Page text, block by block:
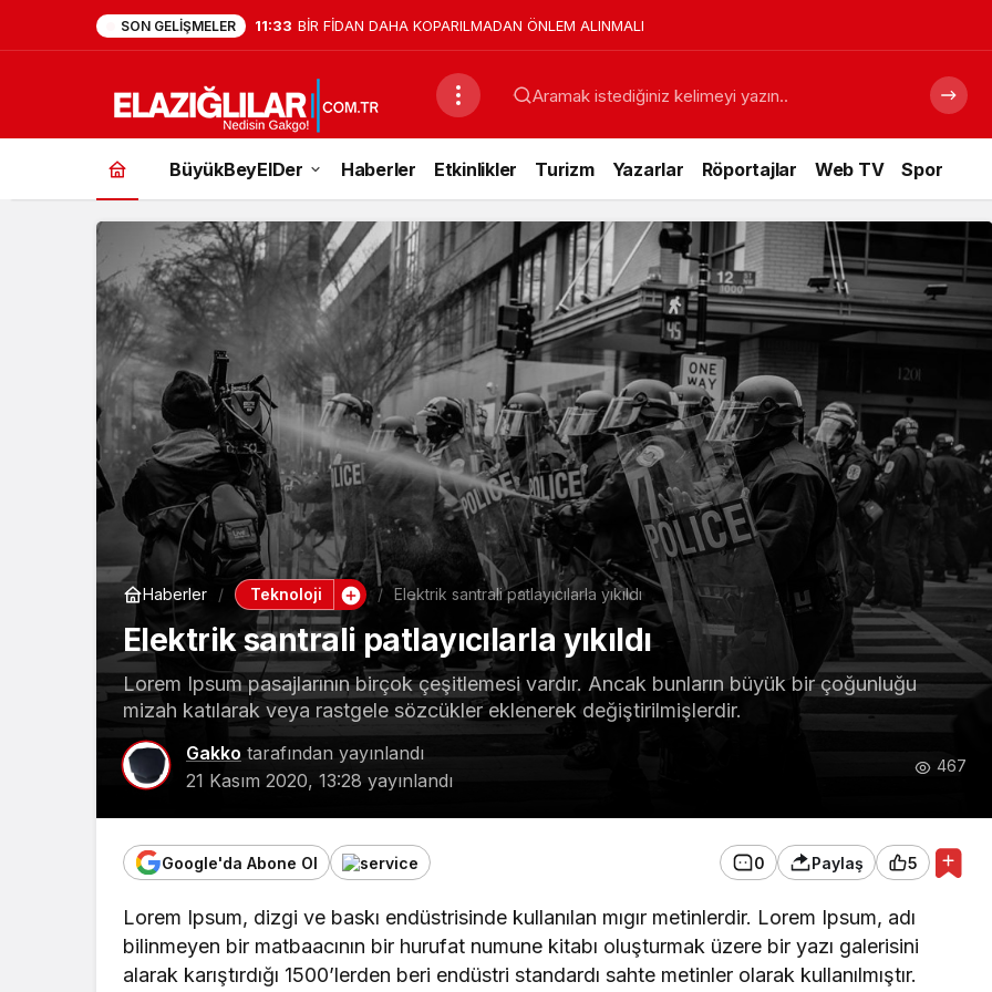
SON GELIŞMELER 1:04 DESTEK İÇİN VOLEYBOL OYNA
Aramak istediğiniz kelimeyi yazın..
BüyükBeyElDer Haberler Etkinlikler Turizm Yazarlar Röportajlar Web TV Spor
Haberler Teknoloji Elektrik santrali patlayıcılarla yıkıldı
Elektrik santrali patlayıcılarla yıkıldı
Lorem Ipsum pasajlarının birçok çeşitlemesi vardır. Ancak bunların büyük bir çoğunluğu
mizah katılarak veya rastgele sözcükler eklenerek değiştirilmişlerdir.
Gakko tarafından yayınlandı
21 Kasım 2020, 13:28 yayınlandı
467
Google'da Abone Ol 0 Paylaş 5
Lorem Ipsum, dizgi ve baskı endüstrisinde kullanılan mıgır metinlerdir. Lorem Ipsum, adı
bilinmeyen bir matbaacının bir hurufat numune kitabı oluşturmak üzere bir yazı galerisini
alarak karıştırdığı 1500’lerden beri endüstri standardı sahte metinler olarak kullanılmıştır.
Genel
BİR FİDAN DAHA
KOPARILMADAN ÖNLEM
ALINMALI
Genel
DESTEK İÇİN VOLEYBOL
OYNA